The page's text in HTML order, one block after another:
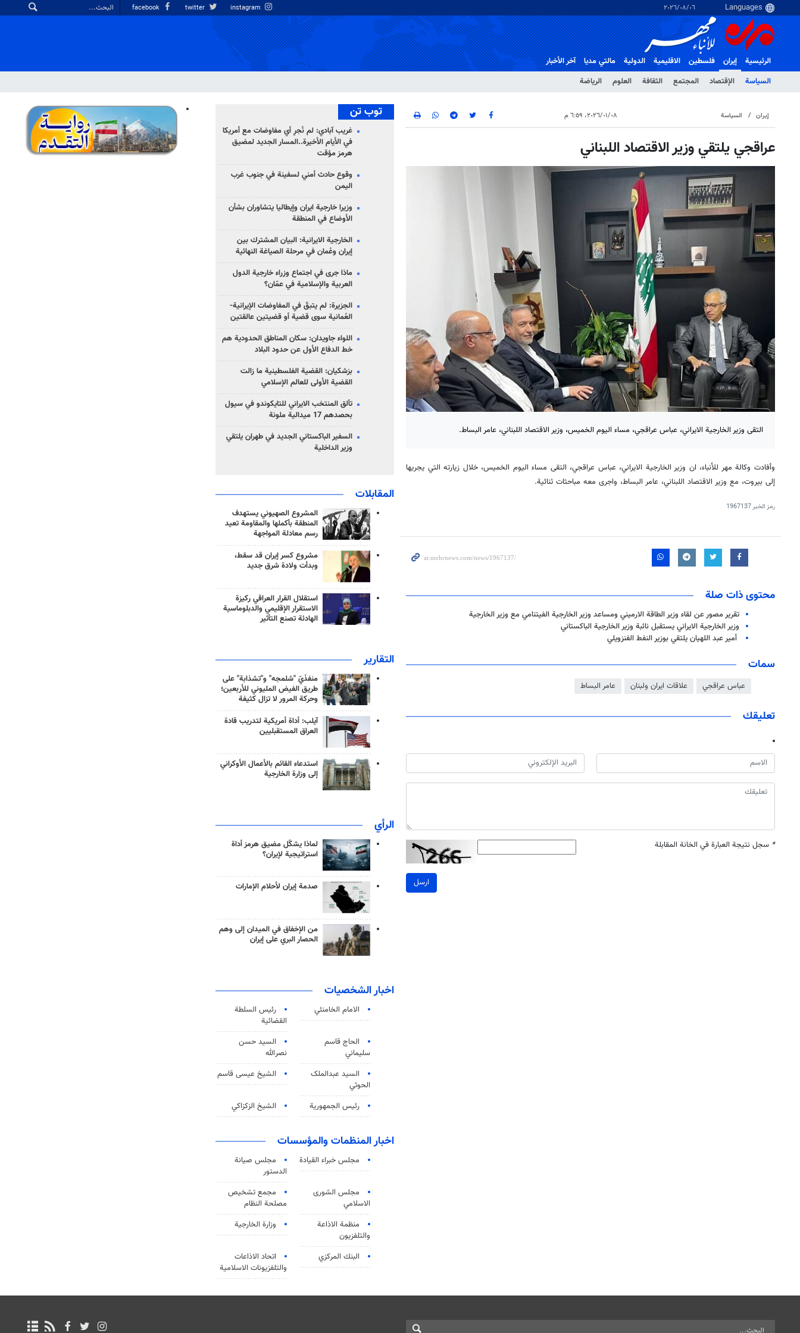
٠٦‏/٠٨‏/٢٠٢٦
الرئيسية
إيران
السياسة
الإقتصاد المجتمع الثقافة العلوم الرياضة
فلسطین الاقلیمیة الدولية مالتي مدیا آخر الأخبار
إيران السياسة ٠٨‏/٠١‏/٢٠٢٦، ٦:٥٩ م
عراقجي يلتقي وزير الاقتصاد اللبناني
التقى وزير الخارجية الايراني، عباس عراقجي، مساء اليوم الخميس، وزير الاقتصاد اللبناني، عامر البساط.
وأفادت وكالة مهر للأنباء، ان وزير الخارجية الايراني، عباس عراقجي، التقى مساء اليوم الخميس، خلال زيارته التي يجريها
إلى بيروت، مع وزير الاقتصاد اللبناني، عامر البساط، واجرى معه مباحثات ثنائية.
رمز الخبر1967137
محتوى ذات صلة
تقرير مصور عن لقاء وزير الطاقة الارميني ومساعد وزير الخارجية الفيتنامي مع وزير الخارجية
وزير الخارجية الايراني يستقبل نائبة وزير الخارجية الباكستاني
أمير عبد اللهيان يلتقي بوزير النفط الفنزويلي
سمات
عباس عراقجي علاقات ايران ولبنان عامر البساط
تعليقك
* سجل نتيجة العبارة في الخانة المقابلة
ارسل
توب تن
غريب آبادي: لم نُجرِ أي مفاوضات مع أمريكا
في الأيام الأخيرة..المسار الجديد لمضيق
هرمز مؤقت
وقوع حادث أمني لسفينة في جنوب غرب
اليمن
وزيرا خارجية ايران وإيطاليا يتشاوران بشأن
الأوضاع في المنطقة
الخارجية الايرانية: البيان المشترك بين
إيران وعُمان في مرحلة الصياغة النهائية
ماذا جرى في اجتماع وزراء خارجية الدول
العربية والإسلامية في عمّان؟
الجزيرة: لم يتبقّ في المفاوضات الإيرانية-
العُمانية سوى قضية أو قضيتين عالقتين
اللواء جاويدان: سكان المناطق الحدودية هم
خط الدفاع الأول عن حدود البلاد
بزشكيان: القضية الفلسطينية ما زالت
القضية الأولى للعالم الإسلامي
تألق المنتخب الايراني للتايكوندو في سيول
بحصدهم 17 ميدالية ملونة
السفير الباكستاني الجديد في طهران يلتقي
وزير الداخلية
المقابلات
المشروع الصهيوني يستهدف
المنطقة بأكملها والمقاومة تعيد
رسم معادلة المواجهة
مشروع كسر إيران قد سقط،
وبدأت ولادة شرق جديد
استقلال القرار العراقي ركيزة
الاستقرار الإقليمي والدبلوماسية
الهادئة تصنع التأثير
التقارير
منفذَيّ "شلمجه" و"تشذابة" على
طريق الفيض المليوني للأربعين؛
وحركة المرور لا تزال كثيفة
آيلب: أداة أمريكية لتدريب قادة
العراق المستقبليين
استدعاء القائم بالأعمال الأوكراني
إلى وزارة الخارجية
الرأي
لماذا يشكّل مضيق هرمز أداة
استراتيجية لإيران؟
صدمة إيران لأحلام الإمارات
من الإخفاق في الميدان إلى وهم
الحصار البري على إيران
اخبار الشخصيات
الامام الخامنئي
رئیس السلطة
القضائیة
الحاج قاسم
سليماني
السيد حسن
نصرالله
السید عبدالملک
الحوثي
الشيخ عيسى قاسم
رئيس الجمهورية الشيخ الزكزاكي
اخبار المنظمات والمؤسسات
مجلس خبراء القيادة
مجلس صيانة
الدستور
مجلس الشورى
الاسلامي
مجمع تشخيص
مصلحة النظام
منظمة الاذاعة
والتلفزیون
وزارة الخارجية
البنك المركزي
اتحاد الاذاعات
والتلفزيونات الاسلامية